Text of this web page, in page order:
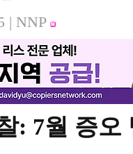
| NNP
: 7월 증오